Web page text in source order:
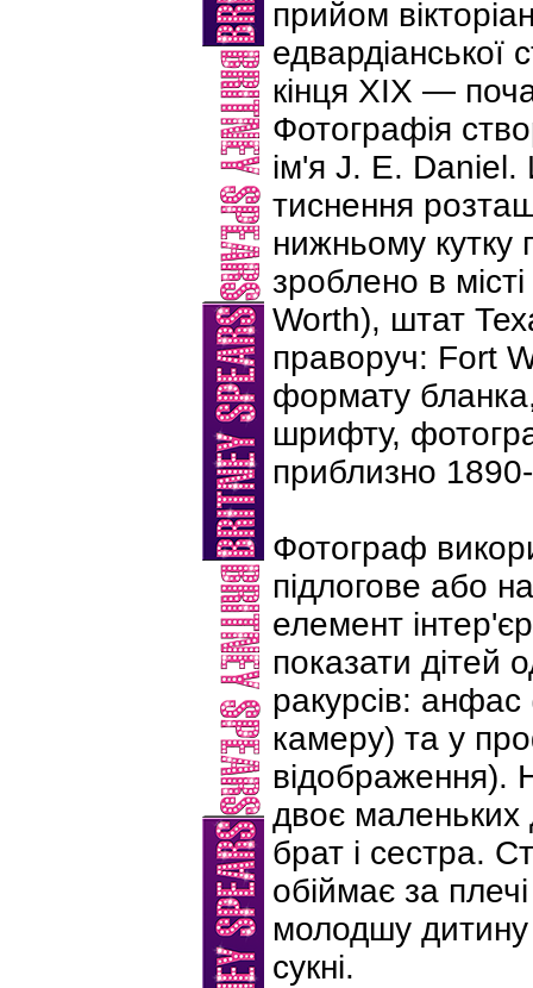
прийом
едвардіанської
кінця XIX —
Фотографія
ім'я J. E.
тиснення
нижньому кутку
зроблено в
Worth), штат
праворуч: Fort
формату
шрифту,
приблизно
Фотограф
підлогове або
елемент
показати дітей
ракурсів:
камеру) та у
відображення).
двоє маленьких
брат і сестра.
обіймає за
молодшу дитину
сукні.